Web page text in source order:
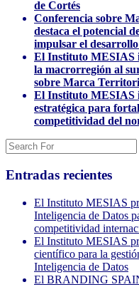
de Cortés
Conferencia sobre
destaca el potencial
impulsar el
El Instituto MESIAS
la macrorregión al
sobre Marca
El Instituto MESIAS
estratégica para
competitividad del
Entradas recientes
El Instituto MESIAS
Inteligencia de Datos
competitividad
El Instituto MESIAS
científico para la
Inteligencia de Datos
El BRANDING